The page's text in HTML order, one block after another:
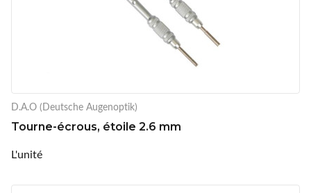
D.A.O (Deutsche Augenoptik)
Tourne-écrous, étoile 2.6 mm
L'unité